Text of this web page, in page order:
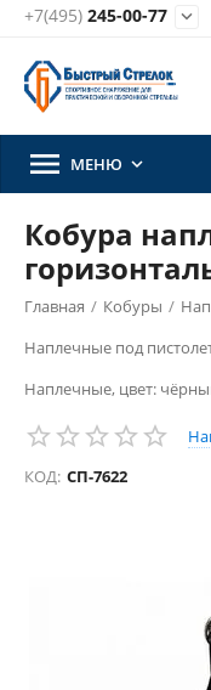
+7(495) 245-00-77 
 МЕНЮ 
Кобура
Главная / Кобуры /
Наплечные под
Наплечные, цвет:
КОД: СП-7622